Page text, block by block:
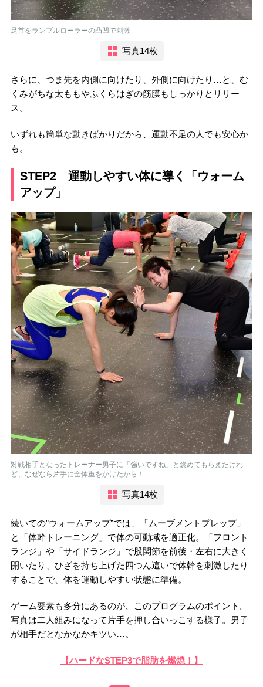
足首をランブルローラーの凸凹で刺激
写真14枚
さらに、つま先を内側に向けたり、外側に向けたり…と、む
くみがちな太ももやふくらはぎの筋膜もしっかりとリリー
ス。
いずれも簡単な動きばかりだから、運動不足の人でも安心か
も。
STEP2 運動しやすい体に導く「ウォーム
アップ」
対戦相手となったトレーナー男子に「強いですね」と褒めてもらえたけれ
ど、なぜなら片手に全体重をかけたから！
写真14枚
続いての”ウォームアップ”では、「ムーブメントプレップ」
と「体幹トレーニング」で体の可動域を適正化。「フロント
ランジ」や「サイドランジ」で股関節を前後・左右に大きく
開いたり、ひざを持ち上げた四つん這いで体幹を刺激したり
することで、体を運動しやすい状態に準備。
ゲーム要素も多分にあるのが、このプログラムのポイント。
写真は二人組みになって片手を押し合いっこする様子。男子
が相手だとなかなかキツい…。
【ハードなSTEP3で脂肪を燃焼！】